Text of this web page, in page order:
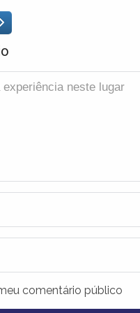
comentário público